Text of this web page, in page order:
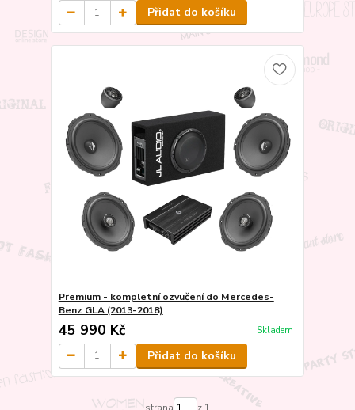
Přidat do košíku
Premium - kompletní ozvučení do Mercedes-
Benz GLA (2013-2018)
45 990 Kč Skladem
Přidat do košíku